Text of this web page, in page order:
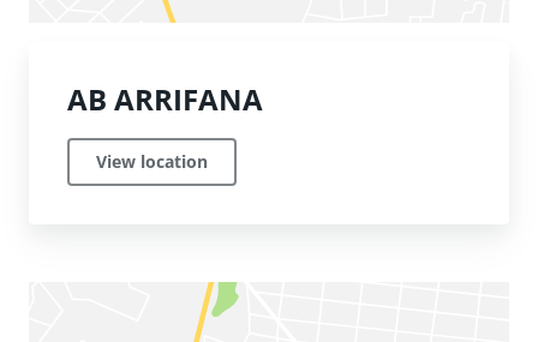
AB ARRIFANA
View location